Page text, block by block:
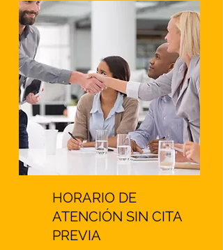
HORARIO DE
ATENCIÓN SIN CITA
PREVIA